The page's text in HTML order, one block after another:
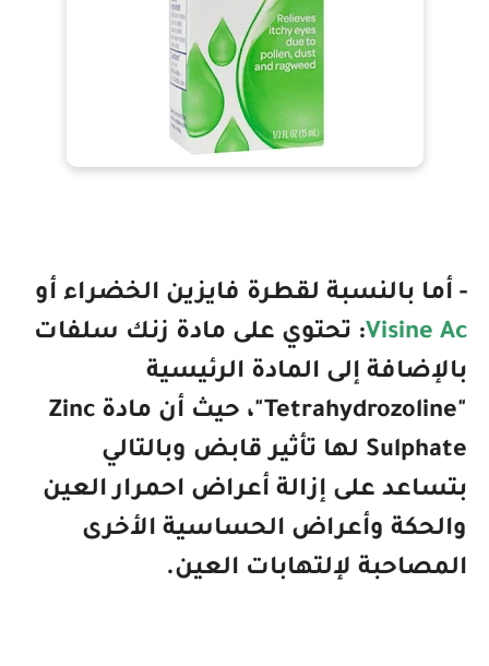
بالنسبة لقطرة فايزين الخضراء أو
: تحتوي على مادة زنك سلفات
إلى المادة الرئيسية
"Tetrahydrozoline"، حيث أن مادة Zinc
Sulphate لها تأثير قابض وبالتالي
على إزالة أعراض احمرار العين
وأعراض الحساسية الأخرى
لإلتهابات العين.